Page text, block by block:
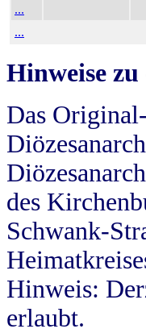
...
...
Hinweise
Das
des
Schwank-
Hinweis:
erlaubt.